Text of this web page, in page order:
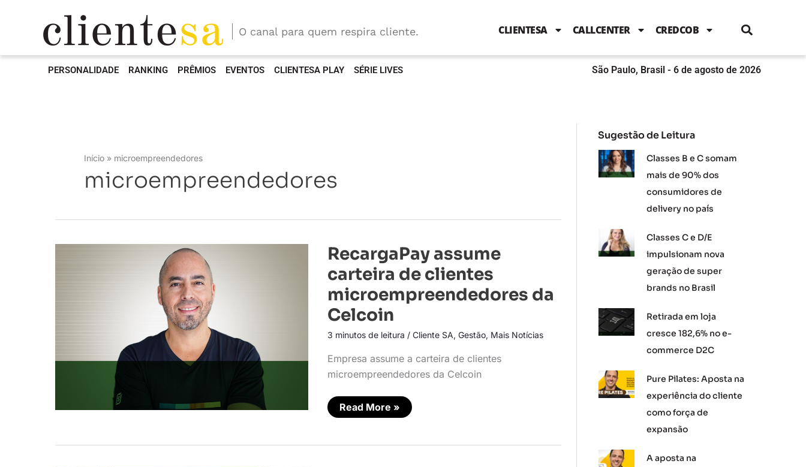
b
o
k
t
e
b
n
g
a
m
O canal para quem respira cliente. CLIENTESA CALLCENTER CREDCOB
PERSONALIDADE RANKING PRÊMIOS EVENTOS CLIENTESA PLAY SÉRIE LIVES São Paulo, Brasil - 6 de agosto de 2026
Início microempreendedores
microempreendedores
RecargaPay assume
carteira de clientes
microempreendedores da
Celcoin
3 minutos de leitura / Cliente SA, Gestão, Mais Notícias
Empresa assume a carteira de clientes
microempreendedores da Celcoin
RecargaPay
assume
carteira
de
clientes
microempreendedores
Celcoin
Read More »
Sugestão de Leitura
Classes B e C somam
mais de 90% dos
consumidores de
delivery no país
Classes C e D/E
impulsionam nova
geração de super
brands no Brasil
Retirada em loja
cresce 182,6% no e-
commerce D2C
Pure Pilates: Aposta na
experiência do cliente
como força de
expansão
A aposta na